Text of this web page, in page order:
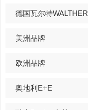
德国瓦尔特WALTHER
美洲品牌
欧洲品牌
奥地利E+E